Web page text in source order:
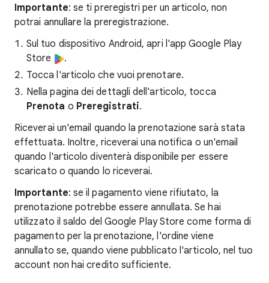
Importante: se ti preregistri per un articolo, non
potrai annullare la preregistrazione.
Sul tuo dispositivo Android, apri l'app Google Play
Store
.
Tocca l'articolo che vuoi prenotare.
Nella pagina dei dettagli dell'articolo, tocca
Prenota o Preregistrati.
Riceverai un'email quando la prenotazione sarà stata
effettuata. Inoltre, riceverai una notifica o un'email
quando l'articolo diventerà disponibile per essere
scaricato o quando lo riceverai.
Importante: se il pagamento viene rifiutato, la
prenotazione potrebbe essere annullata. Se hai
utilizzato il saldo del Google Play Store come forma di
pagamento per la prenotazione, l'ordine viene
annullato se, quando viene pubblicato l'articolo, nel tuo
account non hai credito sufficiente.